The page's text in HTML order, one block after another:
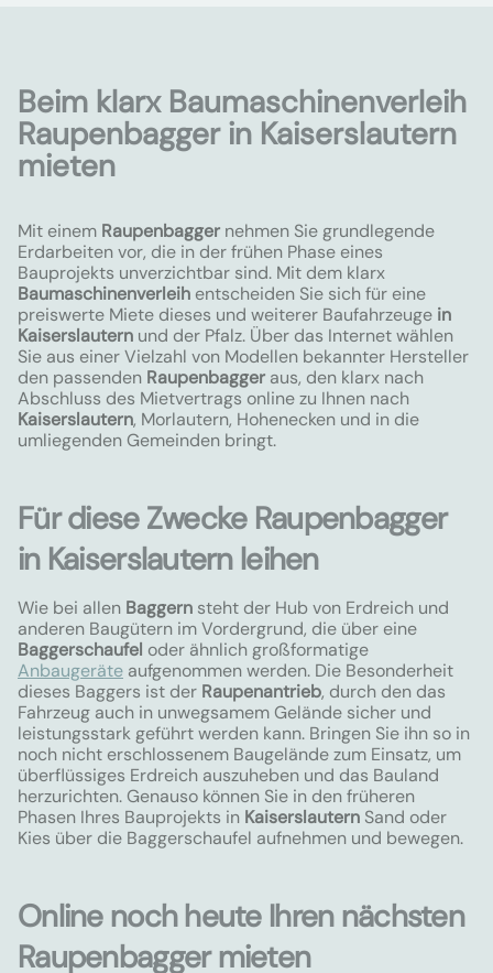
Beim klarx Baumaschinenverleih
Raupenbagger in Kaiserslautern
mieten
Mit einem Raupenbagger nehmen Sie grundlegende
Erdarbeiten vor, die in der frühen Phase eines
Bauprojekts unverzichtbar sind. Mit dem klarx
Baumaschinenverleih entscheiden Sie sich für eine
preiswerte Miete dieses und weiterer Baufahrzeuge in
Kaiserslautern und der Pfalz. Über das Internet wählen
Sie aus einer Vielzahl von Modellen bekannter Hersteller
den passenden Raupenbagger aus, den klarx nach
Abschluss des Mietvertrags online zu Ihnen nach
Kaiserslautern, Morlautern, Hohenecken und in die
umliegenden Gemeinden bringt.
Für diese Zwecke Raupenbagger
in Kaiserslautern leihen
Wie bei allen Baggern steht der Hub von Erdreich und
anderen Baugütern im Vordergrund, die über eine
Baggerschaufel oder ähnlich großformatige
Anbaugeräte aufgenommen werden. Die Besonderheit
dieses Baggers ist der Raupenantrieb, durch den das
Fahrzeug auch in unwegsamem Gelände sicher und
leistungsstark geführt werden kann. Bringen Sie ihn so in
noch nicht erschlossenem Baugelände zum Einsatz, um
überflüssiges Erdreich auszuheben und das Bauland
herzurichten. Genauso können Sie in den früheren
Phasen Ihres Bauprojekts in Kaiserslautern Sand oder
Kies über die Baggerschaufel aufnehmen und bewegen.
Online noch heute Ihren nächsten
Raupenbagger mieten